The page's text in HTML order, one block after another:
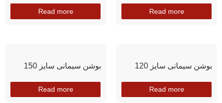
Read more
Read more
بوشن سیمانی سایز 120
Read more
بوشن سیمانی سایز 150
Read more